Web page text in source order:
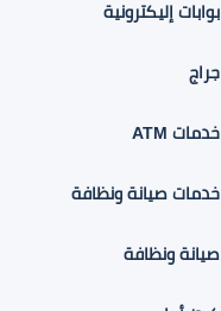
بوابات إليكترونية
جراج
خدمات ATM
خدمات صيانة ونظافة
صيانة ونظافة